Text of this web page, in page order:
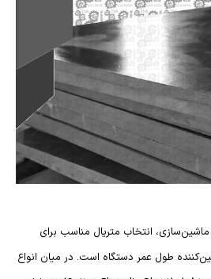
انتخاب متریال مناسب برای
طول عمر دستگاه است. در میان انواع